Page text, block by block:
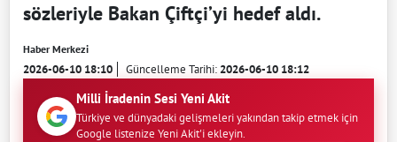
sözleriyle Bakan Çiftçi’yi hedef aldı.
Haber Merkezi
2026-06-10 18:10 Güncelleme Tarihi:2026-06-10 18:12
Milli İradenin Sesi Yeni Akit
Türkiye ve dünyadaki gelişmeleri yakından takip etmek için
Google listenize Yeni Akit'i ekleyin.